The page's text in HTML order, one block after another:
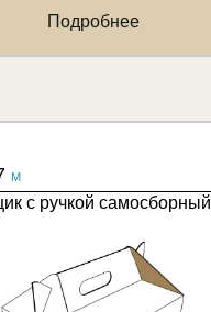
Подробнее
M
с ручкой самосборный